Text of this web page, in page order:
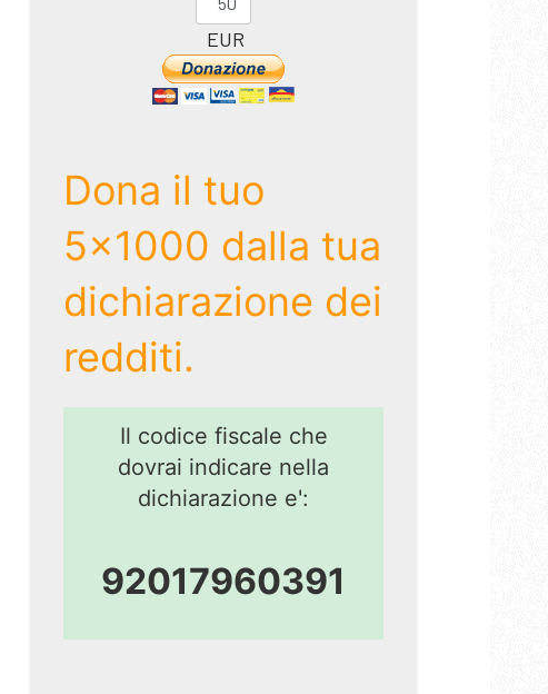
EUR
Dona il tuo
5x1000 dalla tua
dichiarazione dei
redditi.
Il codice fiscale che
dovrai indicare nella
dichiarazione e':
92017960391